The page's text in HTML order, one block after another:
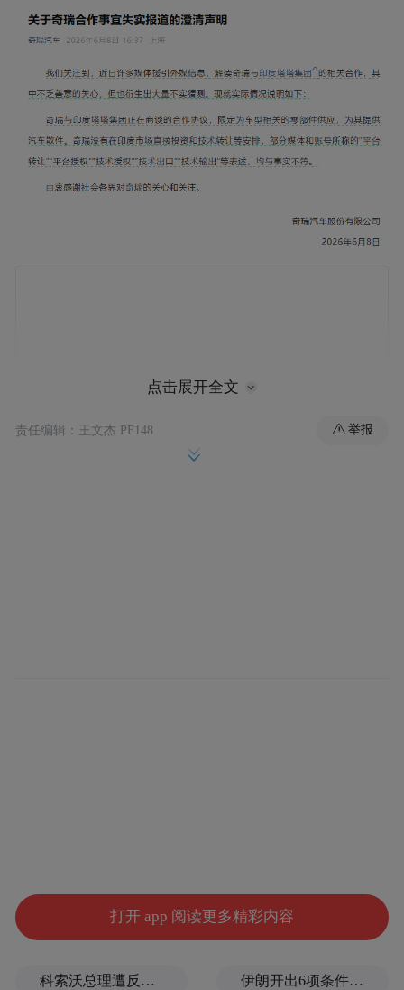
点击展开全文
责任编辑：王文杰 PF148 举报
打开 app 阅读更多精彩内容
科索沃总理遭反对派议员扔鸡蛋，直播被紧急切断 伊朗开出6项条件，美军倒吸一口凉气